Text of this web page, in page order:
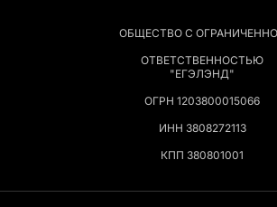
ОБЩЕСТВО С
ОТВЕТСТВЕННОСТЬЮ
"ЕГЭЛЭНД"
ОГРН 1203800015066
ИНН 3808272113
КПП 380801001